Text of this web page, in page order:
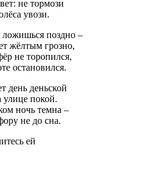
не тормози
увози.
ложишься поздно –
жёлтым грозно,
не торопился,
остановился.
день деньской
покой.
ночь темна –
не до сна.
ей